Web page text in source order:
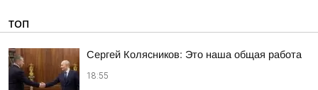
ТОП
Сергей Колясников: Это наша общая работа
18:55